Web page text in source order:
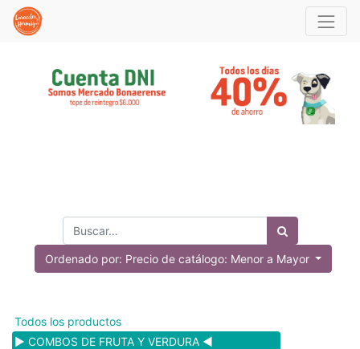
Ordenado por: Precio de catálogo: Menor a Mayor
Todos los productos
▶️ COMBOS DE FRUTA Y VERDURA ◀️